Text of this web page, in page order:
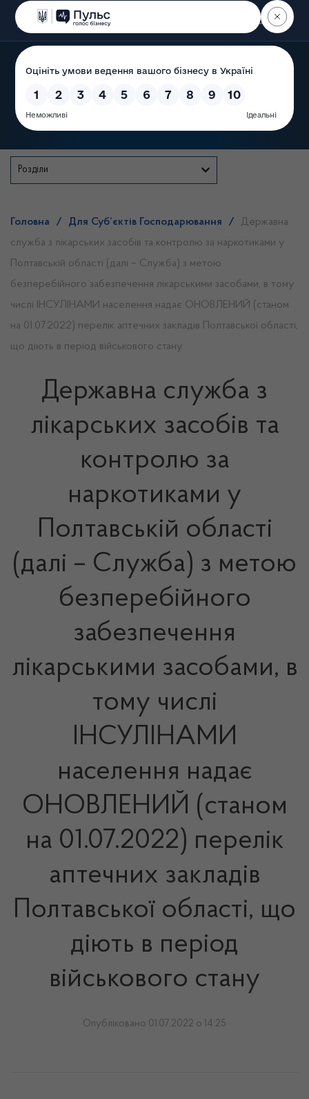
Пошук
Розділи
Головна / Для Суб’єктів Господарювання /
Державна
служба з лікарських засобів та контролю за наркотиками у
Полтавській області (далі – Служба) з метою
безперебійного забезпечення лікарськими засобами, в тому
числі ІНСУЛІНАМИ населення надає ОНОВЛЕНИЙ (станом
на 01.07.2022) перелік аптечних закладів Полтавської області,
що діють в період військового стану
Державна служба з
лікарських засобів та
контролю за
наркотиками у
Полтавській області
(далі – Служба) з метою
безперебійного
забезпечення
лікарськими засобами, в
тому числі
ІНСУЛІНАМИ
населення надає
ОНОВЛЕНИЙ (станом
на 01.07.2022) перелік
аптечних закладів
Полтавської області, що
діють в період
військового стану
Опубліковано 01.07.2022 о 14:25